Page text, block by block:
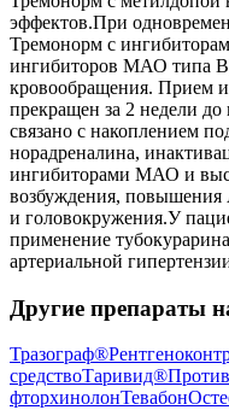
эффектов.При
Тремонорм с
ингибиторов МАО типа
кровообращения. Прием
прекращен за 2 недели
связано с накоплением
норадреналина,
ингибиторами МАО и
возбуждения, повышения
и головокружения.У
применение
артериальной
Другие препараты
Тразограф®
средствоТаривид®
фторхинолонТевабон